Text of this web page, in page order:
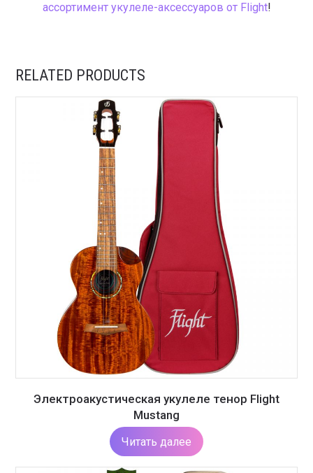
ассортимент укулеле-аксессуаров от Flight!
RELATED PRODUCTS
Электроакустическая укулеле тенор Flight
Mustang
Читать далее